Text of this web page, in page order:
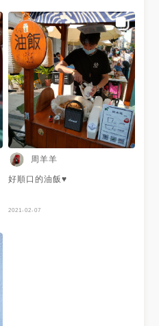
周羊羊
好順口的油飯♥️
2021-02-07